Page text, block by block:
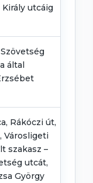
utcáig
által
Rákóczi út,
Városligeti
szakasz –
utcát,
György